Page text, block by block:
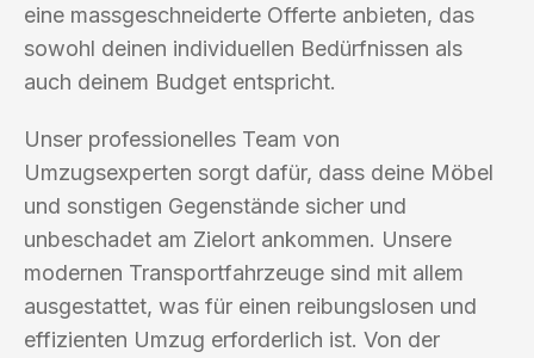
eine massgeschneiderte Offerte anbieten, das
sowohl deinen individuellen Bedürfnissen als
auch deinem Budget entspricht.
Unser professionelles Team von
Umzugsexperten sorgt dafür, dass deine Möbel
und sonstigen Gegenstände sicher und
unbeschadet am Zielort ankommen. Unsere
modernen Transportfahrzeuge sind mit allem
ausgestattet, was für einen reibungslosen und
effizienten Umzug erforderlich ist. Von der